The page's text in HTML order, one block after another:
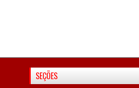
SEÇÕES